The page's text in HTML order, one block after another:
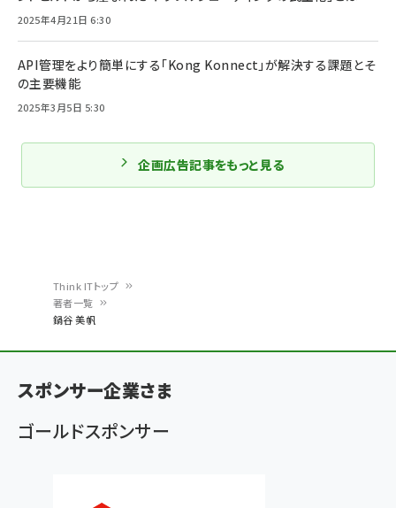
ン
く
ず
Think ITトップ
著者一覧
鍋谷 美帆
2025年4月21日 6:30
API管理をより簡単にする「Kong Konnect」が解決する課題とそ
の主要機能
2025年3月5日 5:30
企画広告記事をもっと見る
スポンサー企業さま
ゴールドスポンサー